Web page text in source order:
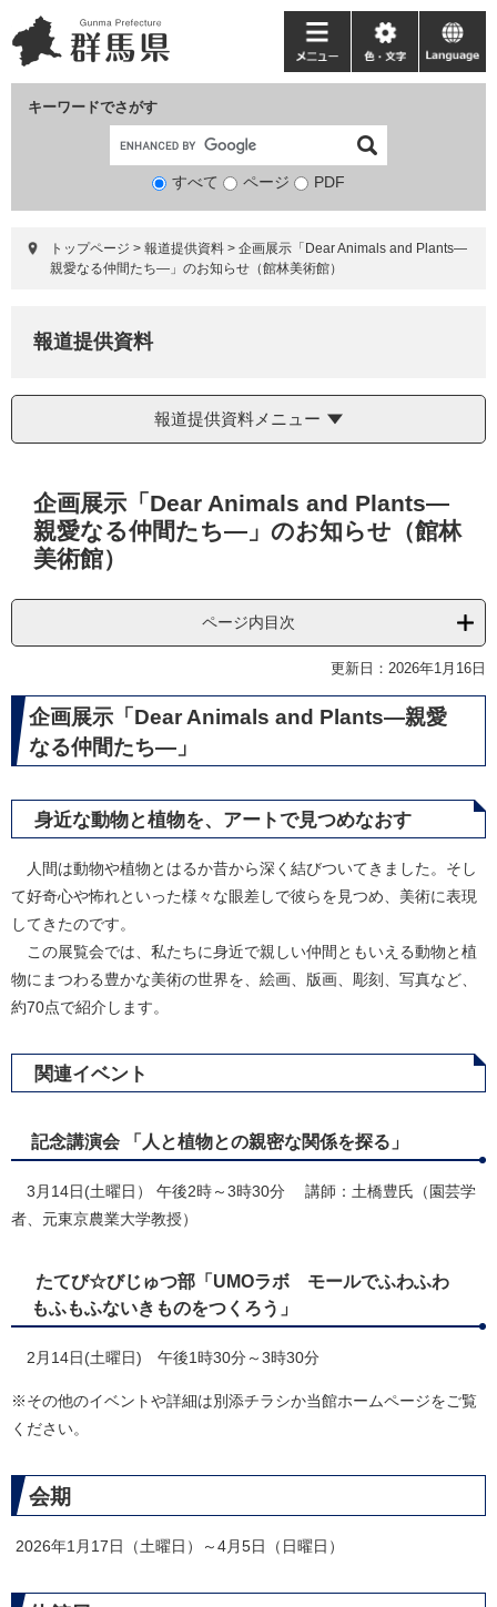
ー
ジ
ニ
ュ
て
キーワードでさがす
検
象
すべて ページ PDF
メ
ニ
ー
色・
文
language
トップページ > 報道提供資料 > 企画展示「Dear Animals and Plants―
親愛なる仲間たち―」のお知らせ（館林美術館）
報道提供資料
報道提供資料メニュー
企画展示「Dear Animals and Plants―
親愛なる仲間たち―」のお知らせ（館林
美術館）
ページ内目次
更新日：2026年1月16日
企画展示「Dear Animals and Plants―親愛
なる仲間たち―」
身近な動物と植物を、アートで見つめなおす
人間は動物や植物とはるか昔から深く結びついてきました。そし
て好奇心や怖れといった様々な眼差しで彼らを見つめ、美術に表現
してきたのです。
この展覧会では、私たちに身近で親しい仲間ともいえる動物と植
物にまつわる豊かな美術の世界を、絵画、版画、彫刻、写真など、
約70点で紹介します。
関連イベント
記念講演会 「人と植物との親密な関係を探る」
3月14日(土曜日） 午後2時～3時30分 講師：土橋豊氏（園芸学
者、元東京農業大学教授）
​ たてび☆びじゅつ部「UMOラボ モールでふわふわ
もふもふないきものをつくろう」
2月14日(土曜日) 午後1時30分～3時30分
​※その他のイベントや詳細は別添チラシか当館ホームページをご覧
ください。
会期
2026年1月17日（土曜日）～4月5日（日曜日）